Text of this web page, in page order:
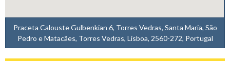
Praceta Calouste Gulbenkian 6, Torres Vedras, Santa Maria, São
Pedro e Matacães, Torres Vedras, Lisboa, 2560-272, Portugal